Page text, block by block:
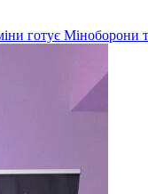
готує Міноборони